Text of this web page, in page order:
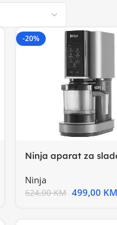
-20%
Ninja aparat za
Ninja
624,00KM 499,00 KM